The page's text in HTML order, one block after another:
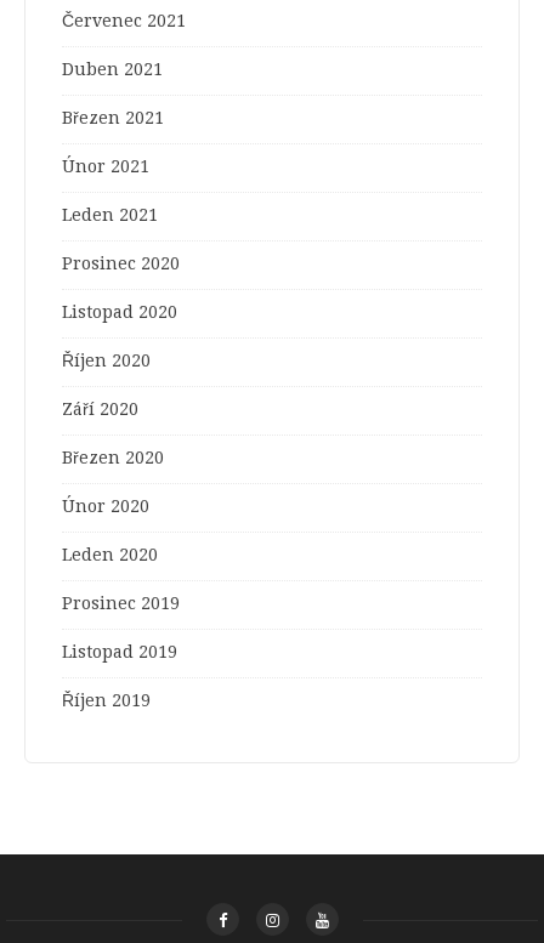
Červenec 2021
Duben 2021
Březen 2021
Únor 2021
Leden 2021
Prosinec 2020
Listopad 2020
Říjen 2020
Září 2020
Březen 2020
Únor 2020
Leden 2020
Prosinec 2019
Listopad 2019
Říjen 2019